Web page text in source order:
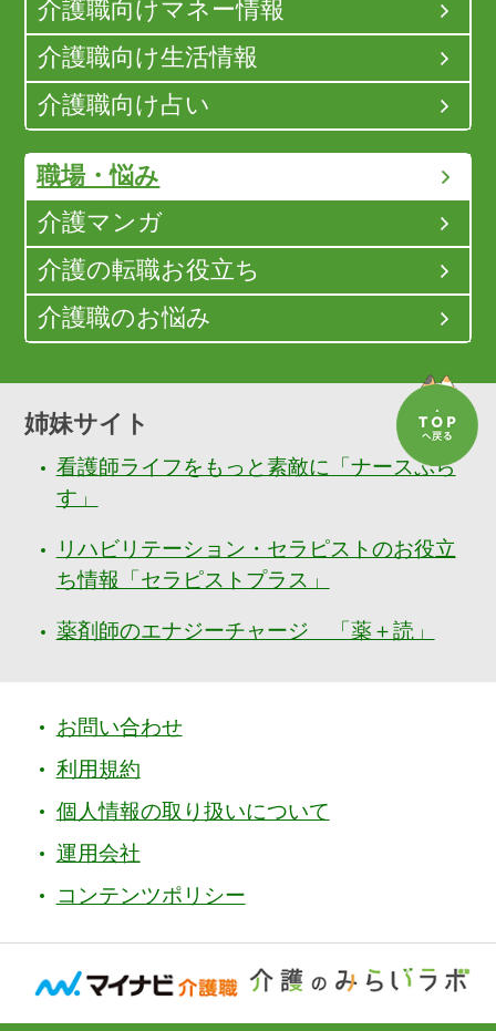
介護職向けマネー情報
介護職向け生活情報
介護職向け占い
職場・悩み
介護マンガ
介護の転職お役立ち
介護職のお悩み
姉妹サイト
看護師ライフをもっと素敵に「ナースぷら
す」
リハビリテーション・セラピストのお役立
ち情報「セラピストプラス」
薬剤師のエナジーチャージ 「薬＋読」
お問い合わせ
利用規約
個人情報の取り扱いについて
運用会社
コンテンツポリシー